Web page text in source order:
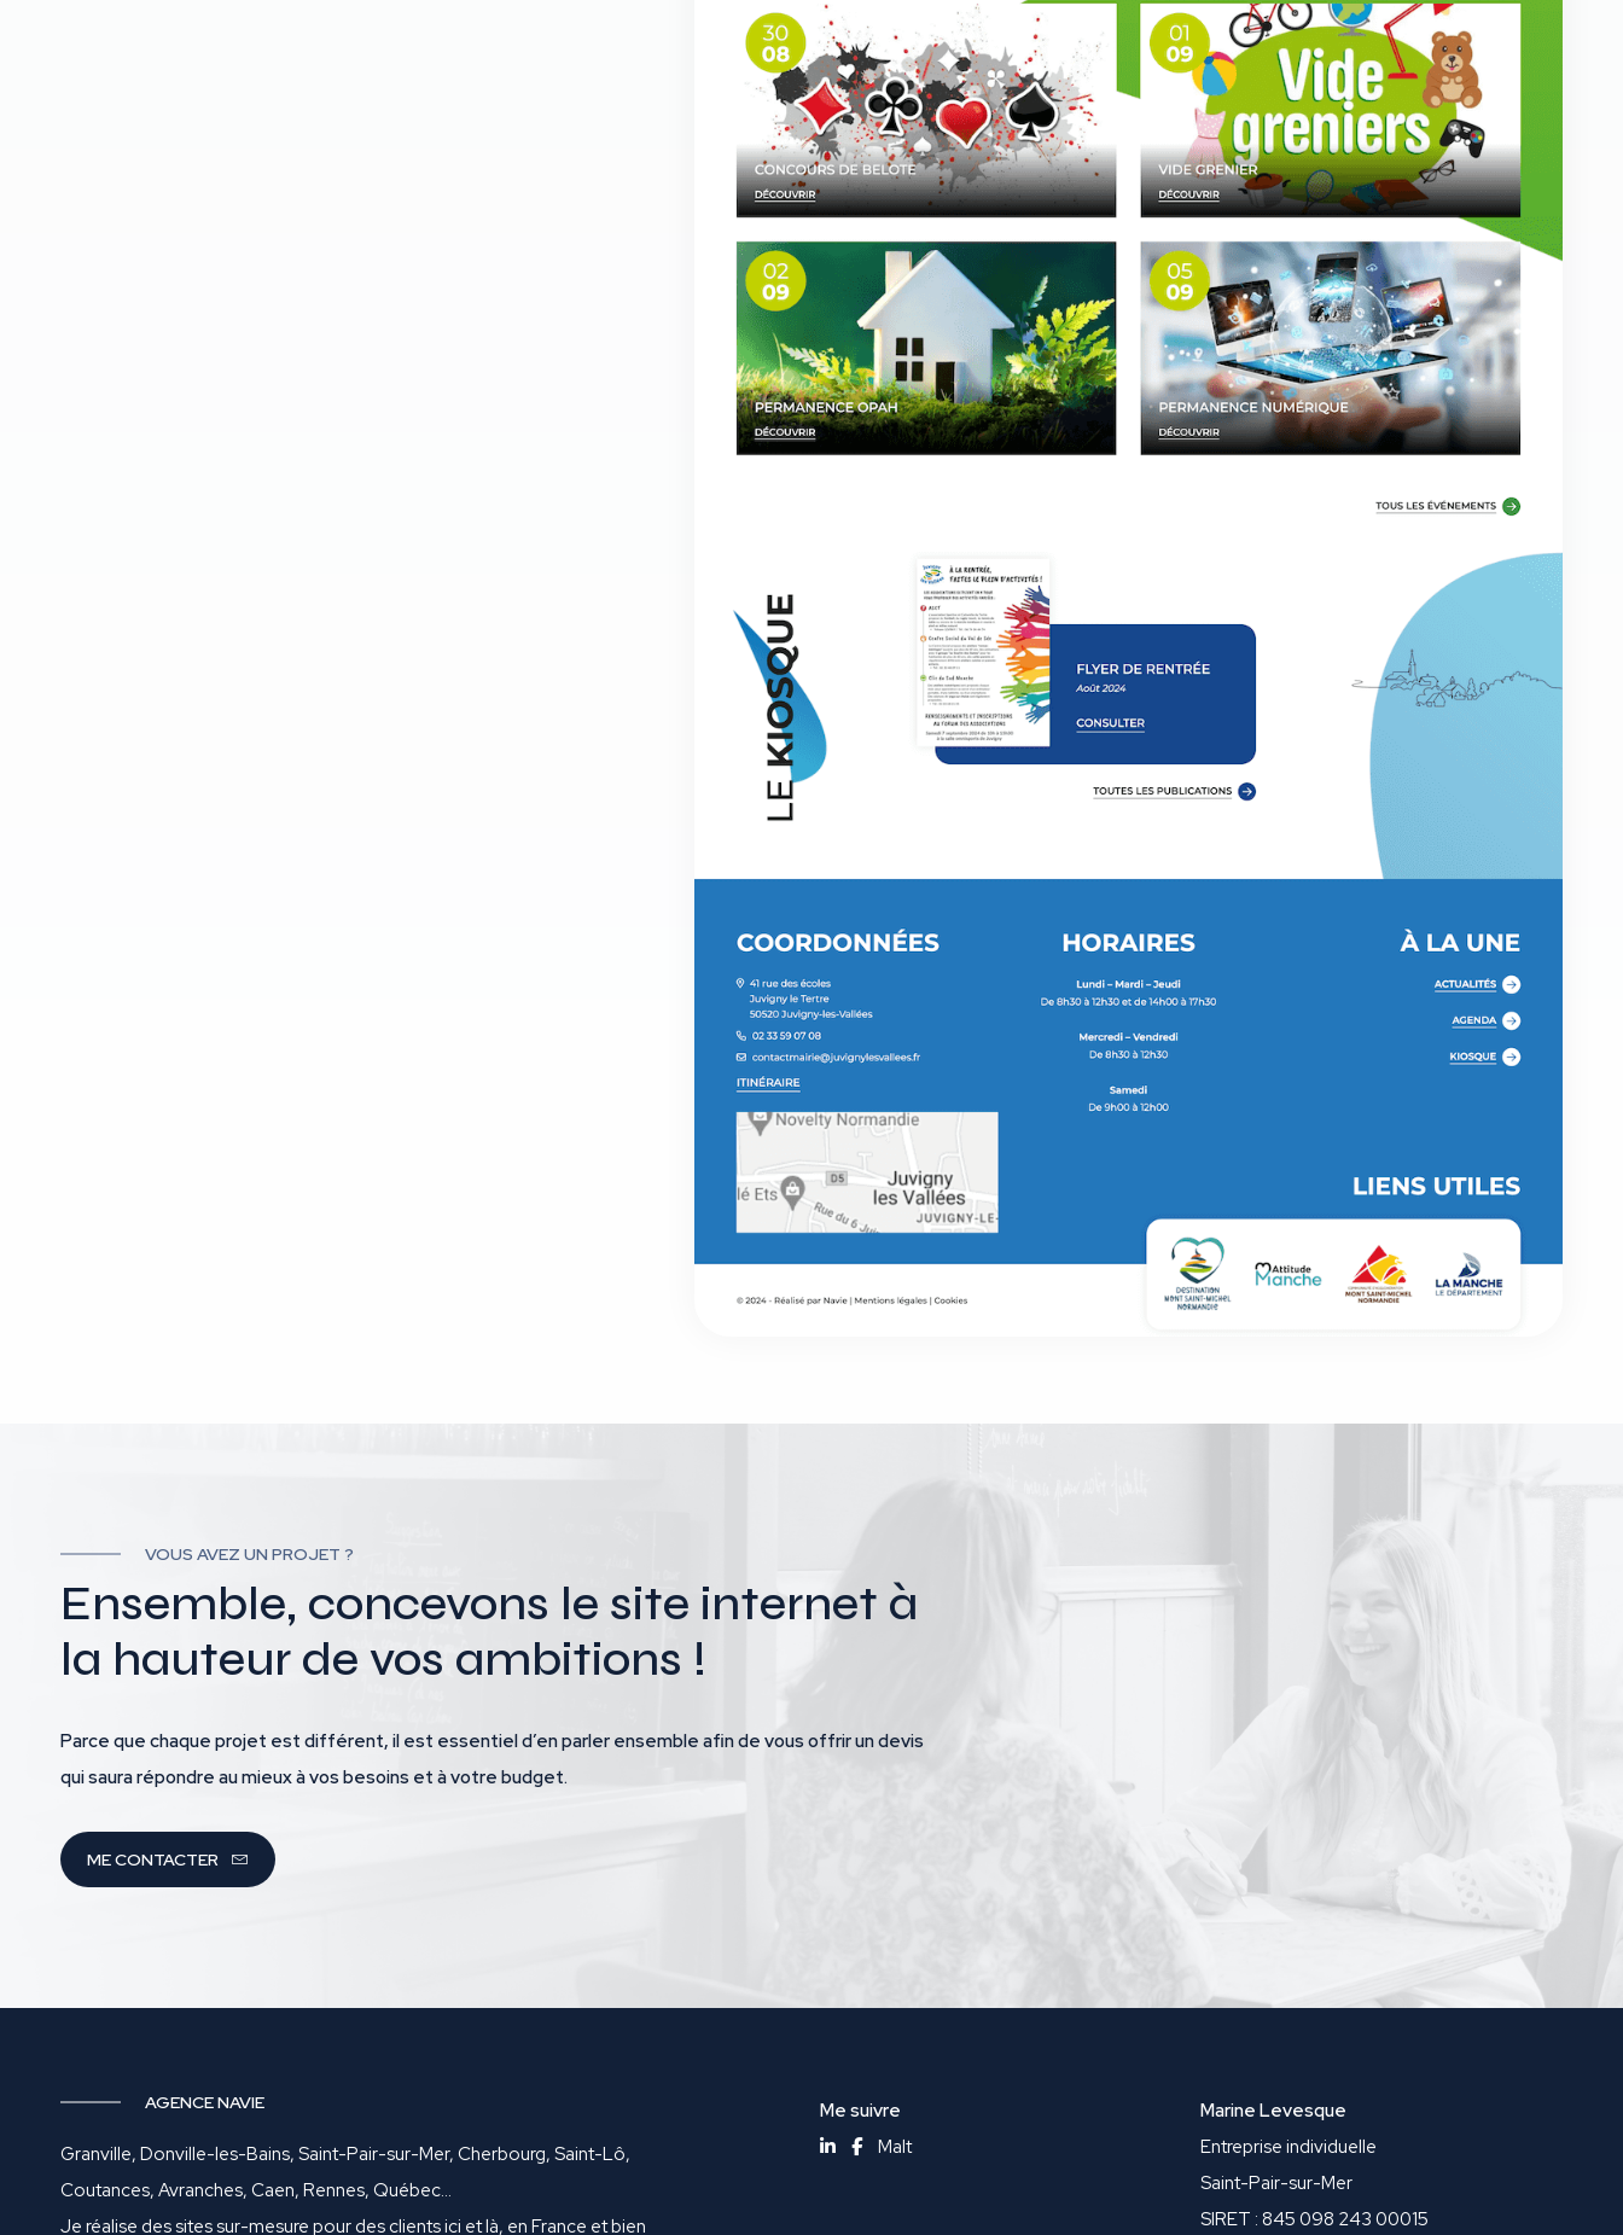
VOUS AVEZ UN PROJET ?
Ensemble, concevons le site internet à
la hauteur de vos ambitions !
Parce que chaque projet est différent, il est essentiel d’en parler ensemble afin de vous offrir un devis
qui saura répondre au mieux à vos besoins et à votre budget.
ME CONTACTER
AGENCE NAVIE
Granville, Donville-les-Bains, Saint-Pair-sur-Mer, Cherbourg, Saint-Lô,
Coutances, Avranches, Caen, Rennes, Québec…
Je réalise des sites sur-mesure pour des clients ici et là, en France et bien
Me suivre
Malt
Marine Levesque
Entreprise individuelle
Saint-Pair-sur-Mer
SIRET : 845 098 243 00015